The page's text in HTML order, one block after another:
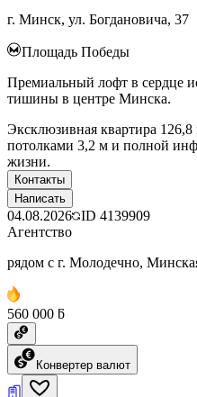
г. Минск, ул. Богдановича, 37
Площадь Победы
Премиальный лофт в сердце
тишины в центре Минска.
Эксклюзивная квартира
потолками 3,2 м и полной
жизни.
Контакты
Написать
04.08.2026 ID 4139909
Агентство
рядом с г. Молодечно,
560 000 ƃ
Конвертер валют